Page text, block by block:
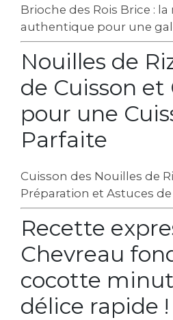
Brioche des Rois Brice : la
authentique pour une
Nouilles de
de Cuisson et
pour une
Parfaite
Cuisson des Nouilles de
Préparation et Astuces
Recette
Chevreau
cocotte
délice rapide !